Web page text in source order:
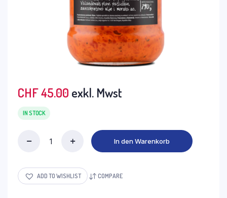
CHF45.00 exkl. Mwst
IN STOCK
12x290g
(Stk.3.75)
In den Warenkorb
ADD TO WISHLIST COMPARE